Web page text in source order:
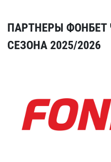
ПАРТНЕРЫ
СЕЗОНА 2025/2026